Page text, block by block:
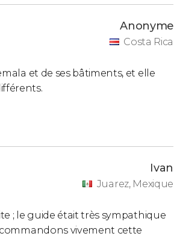
Anonyme
Costa Rica
et de ses bâtiments, et elle
Ivan
Juarez, Mexique
; le guide était très sympathique
vivement cette